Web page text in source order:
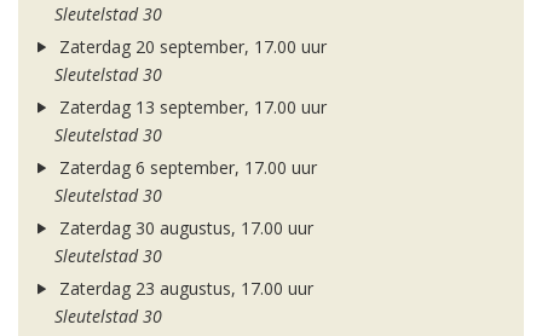
Sleutelstad 30
Zaterdag 20 september, 17.00 uur
Sleutelstad 30
Zaterdag 13 september, 17.00 uur
Sleutelstad 30
Zaterdag 6 september, 17.00 uur
Sleutelstad 30
Zaterdag 30 augustus, 17.00 uur
Sleutelstad 30
Zaterdag 23 augustus, 17.00 uur
Sleutelstad 30